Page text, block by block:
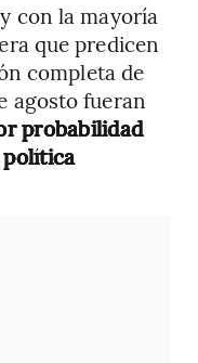
con la mayoría
que predicen
completa de
agosto fueran
probabilidad
política